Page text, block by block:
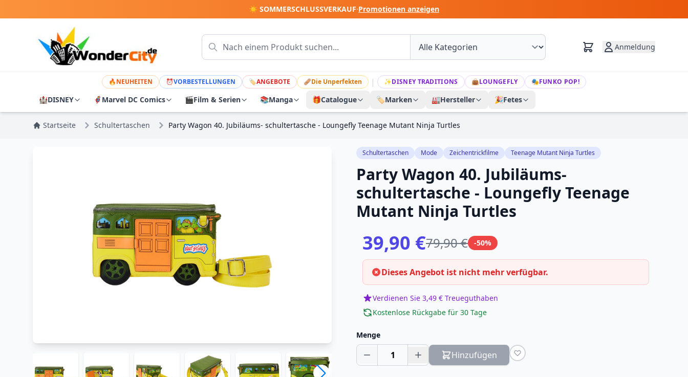
☀️ SOMMERSCHLUSSVERKAUF·Promotionen anzeigen
Anmeldung
🔥NEUHEITEN ⏰VORBESTELLUNGEN 🏷ANGEBOTE 🩹Die Unperfekten | ✨DISNEY TRADITIONS 👜LOUNGEFLY 🎭FUNKO POP!
🏰DISNEY 🦸 Marvel DC Comics 🎬Film & Serien 📚Manga 🎁Catalogue 🏷️Marken 🏭Hersteller 🎉Fetes
Startseite Schultertaschen Party Wagon 40. Jubiläums- schultertasche - Loungefly Teenage Mutant Ninja Turtles
Schultertaschen Mode Zeichentrickfilme Teenage Mutant Ninja Turtles
Party Wagon 40. Jubiläums-
schultertasche - Loungefly Teenage
Mutant Ninja Turtles
39,90 €79,90 € -50%
Dieses Angebot ist nicht mehr verfügbar.
Verdienen Sie 3,49 € Treueguthaben
Kostenlose Rückgabe für 30 Tage
Menge
1 Hinzufügen